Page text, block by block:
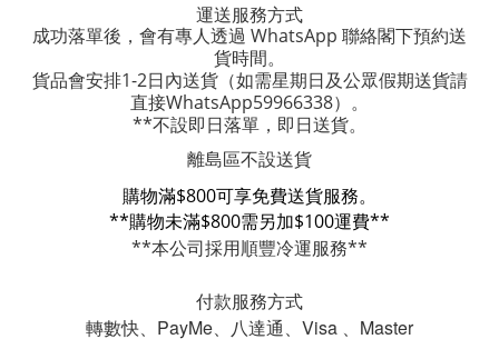
運送服務方式
成功落單後，會有專人透過 WhatsApp 聯絡閣下預約送
貨時間。
貨品會安排1-2日內送貨（如需星期日及公眾假期送貨請
直接WhatsApp59966338）。
**不設即日落單，即日送貨。
離島區不設送貨
購物滿$800可享免費送貨服務。
**購物未滿$800需另加$100運費**
**本公司採用順豐冷運服務**
付款服務方式
轉數快、PayMe、八達通、Visa 、Master